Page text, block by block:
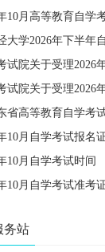
10月高等教育自学
10月自学考试报名
10月自学考试时间
10月自学考试准考
务站